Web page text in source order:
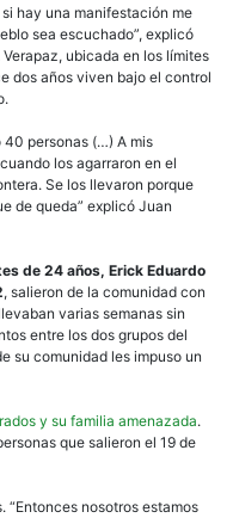
hay una manifestación me
sea escuchado”, explicó
ubicada en los límites
dos años viven bajo el control
40 personas (…) A mis
los agarraron en el
Se los llevaron porque
de queda” explicó Juan
de 24 años, Erick Eduardo
, salieron de la comunidad con
varias semanas sin
entre los dos grupos del
su comunidad les impuso un
y su familia amenazada.
que salieron el 19 de
“Entonces nosotros estamos